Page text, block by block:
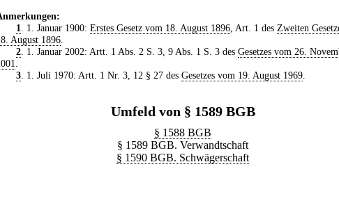
1. 1. Januar 1900: Erstes Gesetz vom 18. August 1896, Art. 1 des Zweiten
August 1896.
2. 1. Januar 2002: Artt. 1 Abs. 2 S. 3, 9 Abs. 1 S. 3 des Gesetzes vom 26.
.
3. 1. Juli 1970: Artt. 1 Nr. 3, 12 § 27 des Gesetzes vom 19. August 1969.
Umfeld von § 1589 BGB
§ 1588 BGB
§ 1589 BGB. Verwandtschaft
§ 1590 BGB. Schwägerschaft